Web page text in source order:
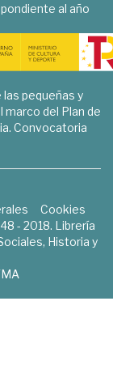
al año
las pequeñas y
del Plan de
Convocatoria
Cookies
- 2018. Librería
Historia y